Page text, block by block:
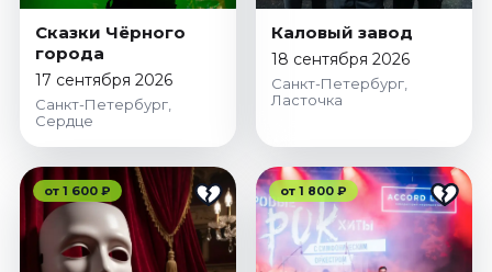
Сказки Чёрного
города
17 сентября 2026
Санкт-Петербург,
Сердце
Каловый завод
18 сентября 2026
Санкт-Петербург,
Ласточка
от 1 600 ₽ от 1 800 ₽